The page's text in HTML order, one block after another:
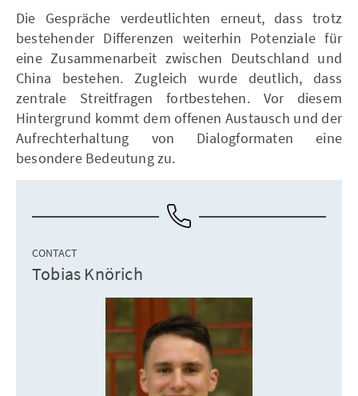
Die Gespräche verdeutlichten erneut, dass trotz
bestehender Differenzen weiterhin Potenziale für
eine Zusammenarbeit zwischen Deutschland und
China bestehen. Zugleich wurde deutlich, dass
zentrale Streitfragen fortbestehen. Vor diesem
Hintergrund kommt dem offenen Austausch und der
Aufrechterhaltung von Dialogformaten eine
besondere Bedeutung zu.
CONTACT
Tobias Knörich